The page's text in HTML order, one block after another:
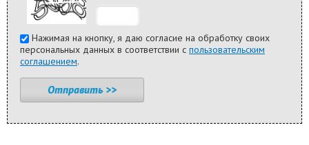
Нажимая на кнопку, я даю согласие на обработку своих
персональных данных в соответствии с пользовательским
соглашением.